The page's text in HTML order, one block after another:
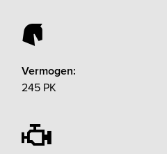
Vermogen:
245 PK